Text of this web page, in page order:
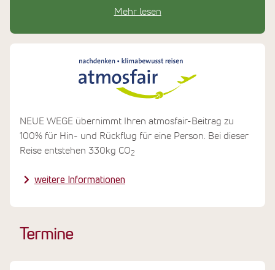
Mehr lesen
NEUE WEGE übernimmt Ihren atmosfair-Beitrag zu
100% für Hin- und Rückflug für eine Person. Bei dieser
Reise entstehen 330kg CO2
weitere Informationen
Termine